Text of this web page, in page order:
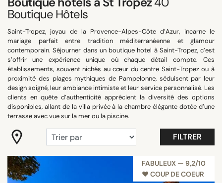
Boutique Hôtels
Saint-Tropez, joyau de la Provence-Alpes-Côte d’Azur, incarne le
mariage parfait entre tradition méditerranéenne et glamour
contemporain. Séjourner dans un boutique hotel à Saint-Tropez, c’est
s’offrir une expérience unique où chaque détail compte. Ces
établissements, souvent nichés au cœur du centre Saint-Tropez ou à
proximité des plages mythiques de Pampelonne, séduisent par leur
design soigné, leur ambiance intimiste et leur service personnalisé. Les
clients en quête d’authenticité apprécient la diversité des options
disponibles, allant de la villa privée à la chambre élégante dotée d’une
terrasse avec vue sur la mer ou la piscine.
FILTRER
RECHERCHER
FABULEUX — 9,2/10
♥︎ COUP DE COEUR